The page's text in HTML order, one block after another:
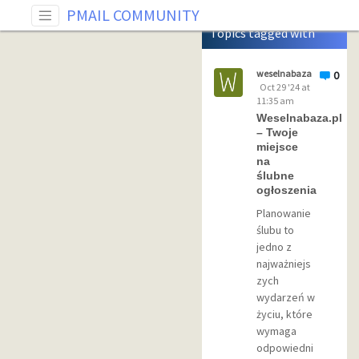
PMAIL COMMUNITY
Tag: kamerzysta na wesele
Topics tagged with
kamerzysta na wesele
0
weselnabaza
Oct 29 '24 at
11:35 am
Weselnabaza.pl
– Twoje
miejsce
na
ślubne
ogłoszenia
Planowanie
ślubu to
jedno z
najważniejs
zych
wydarzeń w
życiu, które
wymaga
odpowiedni